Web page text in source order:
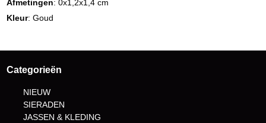
Afmetingen: 0x1,2x1,4 cm
Kleur: Goud
Categorieën
NIEUW
SIERADEN
JASSEN & KLEDING